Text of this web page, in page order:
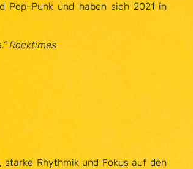
Pop-Punk und haben sich 2021 in
Rocktimes
starke Rhythmik und Fokus auf den